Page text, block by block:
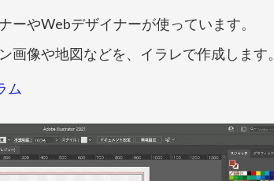
ーやWebデザイナーが使っています。
画像や地図などを、イラレで作成します。
ム